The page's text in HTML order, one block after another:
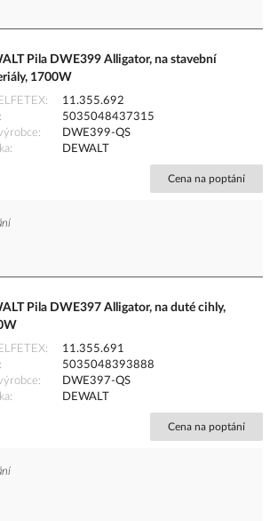
Pila DWE399 Alligator, na stavební
1700W
11.355.692
5035048437315
DWE399-QS
DEWALT
Cena na poptání
Pila DWE397 Alligator, na duté cihly,
11.355.691
5035048393888
DWE397-QS
DEWALT
Cena na poptání